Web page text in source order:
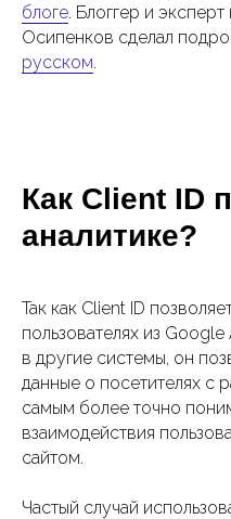
блоге. Блоггер и
Осипенков сделал
русском.
Как Client ID
аналитике?
Так как Client ID
пользователях из
в другие системы, он
данные о посетителях с
самым более точно
взаимодействия
сайтом.
Частый случай